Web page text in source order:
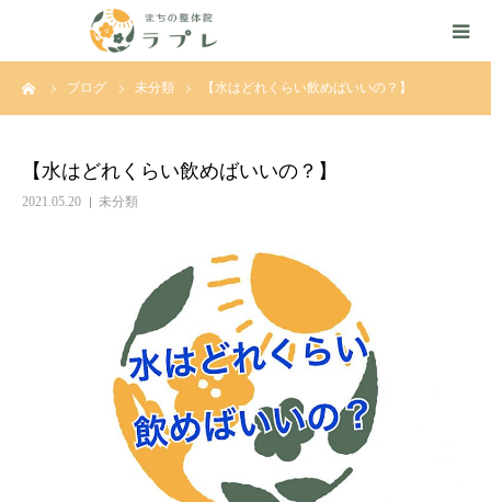
ブログ 未分類 【水はどれくらい飲めばいいの？】
【水はどれくらい飲めばいいの？】
2021.05.20 未分類
はじめての方へ
施術の特徴